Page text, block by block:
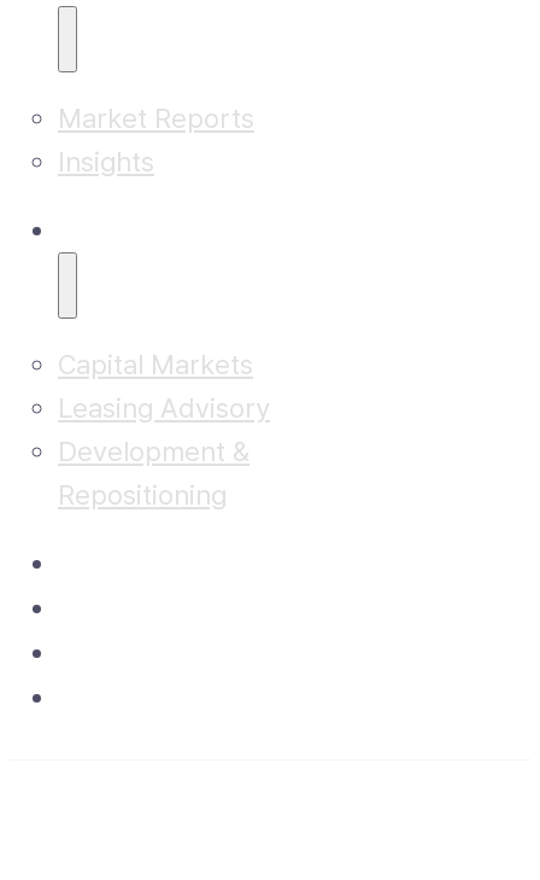
Market Reports
Insights
Capital Markets
Leasing Advisory
Development &
Repositioning